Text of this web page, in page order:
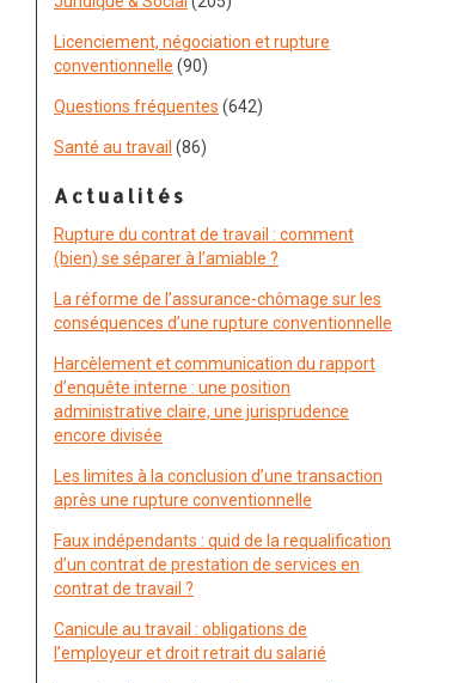
Licenciement, négociation et rupture
conventionnelle (90)
Questions fréquentes (642)
Santé au travail (86)
Actualités
Rupture du contrat de travail : comment
(bien) se séparer à l’amiable ?
La réforme de l’assurance-chômage sur les
conséquences d’une rupture conventionnelle
Harcèlement et communication du rapport
d’enquête interne : une position
administrative claire, une jurisprudence
encore divisée
Les limites à la conclusion d’une transaction
après une rupture conventionnelle
Faux indépendants : quid de la requalification
d’un contrat de prestation de services en
contrat de travail ?
Canicule au travail : obligations de
l’employeur et droit retrait du salarié